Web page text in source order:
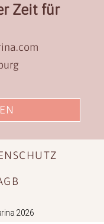
Zeit für
2026